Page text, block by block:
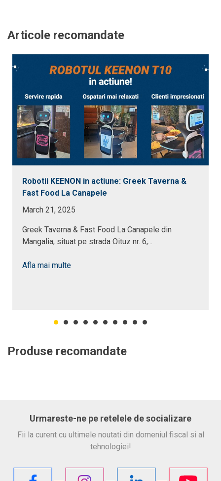
Articole recomandate
Robotii KEENON in actiune: Greek Taverna &
Fast Food La Canapele
March 21, 2025
Greek Taverna & Fast Food La Canapele din
Mangalia, situat pe strada Oituz nr. 6,...
Afla mai multe
Produse recomandate
Urmareste-ne pe retelele de socializare
Fii la curent cu ultimele noutati din domeniul fiscal si al
tehnologiei!